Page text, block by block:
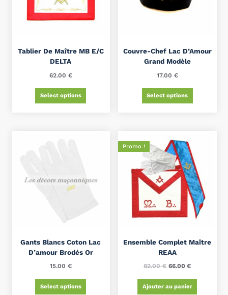
Tablier De Maître MB E/C
DELTA
62.00 €
Select options
Couvre-Chef Lac D’Amour
Grand Modèle
17.00 €
Select options
Gants Blancs Coton Lac
D’amour Brodés Or
15.00 €
Select options
Promo !
Ensemble Complet Maître
REAA
82.00€ 66.00€
Ajouter au panier